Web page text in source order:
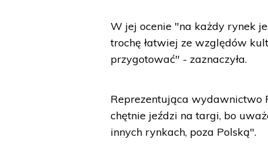
W jej ocenie "na każdy rynek
trochę łatwiej ze względów
przygotować" - zaznaczyła.
Reprezentująca wydawnictwo
chętnie jeździ na targi, bo
innych rynkach, poza Polską".